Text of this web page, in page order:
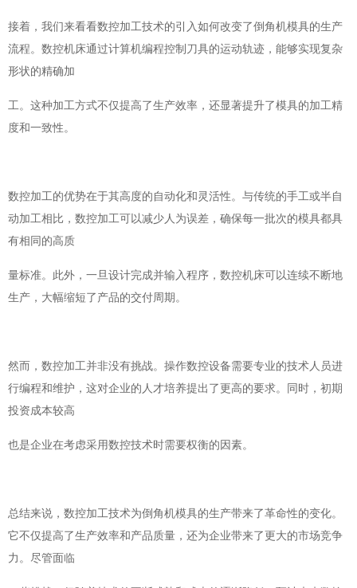
接着，我们来看看数控加工技术的引入如何改变了倒角机模具的生产
流程。数控机床通过计算机编程控制刀具的运动轨迹，能够实现复杂
形状的精确加
工。这种加工方式不仅提高了生产效率，还显著提升了模具的加工精
度和一致性。
数控加工的优势在于其高度的自动化和灵活性。与传统的手工或半自
动加工相比，数控加工可以减少人为误差，确保每一批次的模具都具
有相同的高质
量标准。此外，一旦设计完成并输入程序，数控机床可以连续不断地
生产，大幅缩短了产品的交付周期。
然而，数控加工并非没有挑战。操作数控设备需要专业的技术人员进
行编程和维护，这对企业的人才培养提出了更高的要求。同时，初期
投资成本较高
也是企业在考虑采用数控技术时需要权衡的因素。
总结来说，数控加工技术为倒角机模具的生产带来了革命性的变化。
它不仅提高了生产效率和产品质量，还为企业带来了更大的市场竞争
力。尽管面临